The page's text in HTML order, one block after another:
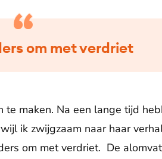
om met verdriet
maken. Na een lange tijd
ik zwijgzaam naar haar
om met verdriet. De